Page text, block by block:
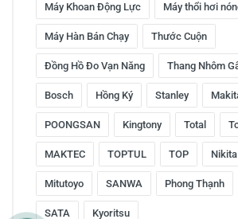
Máy Khoan Động Lực Máy thổi hơi
Máy Hàn Bán Chạy Thước Cuộn
Đồng Hồ Đo Vạn Năng Thang Nhôm
Bosch Hồng Ký Stanley
POONGSAN Kingtony Total
MAKTEC TOPTUL TOP Nikita
Mitutoyo SANWA Phong Thạnh
SATA Kyoritsu